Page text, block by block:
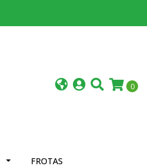
0
FROTAS